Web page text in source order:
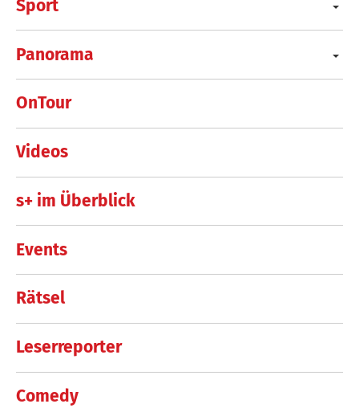
Sport
Panorama
OnTour
Videos
s+ im Überblick
Events
Rätsel
Leserreporter
Comedy